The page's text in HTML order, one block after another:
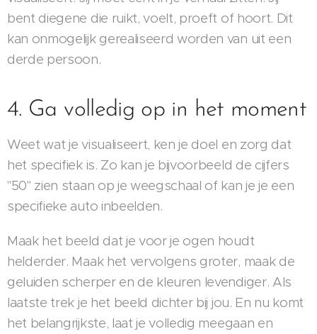
bent diegene die ruikt, voelt, proeft of hoort. Dit
kan onmogelijk gerealiseerd worden van uit een
derde persoon.
4. Ga volledig op in het moment
Weet wat je visualiseert, ken je doel en zorg dat
het specifiek is. Zo kan je bijvoorbeeld de cijfers
"50" zien staan op je weegschaal of kan je je een
specifieke auto inbeelden.
Maak het beeld dat je voor je ogen houdt
helderder. Maak het vervolgens groter, maak de
geluiden scherper en de kleuren levendiger. Als
laatste trek je het beeld dichter bij jou. En nu komt
het belangrijkste, laat je volledig meegaan en